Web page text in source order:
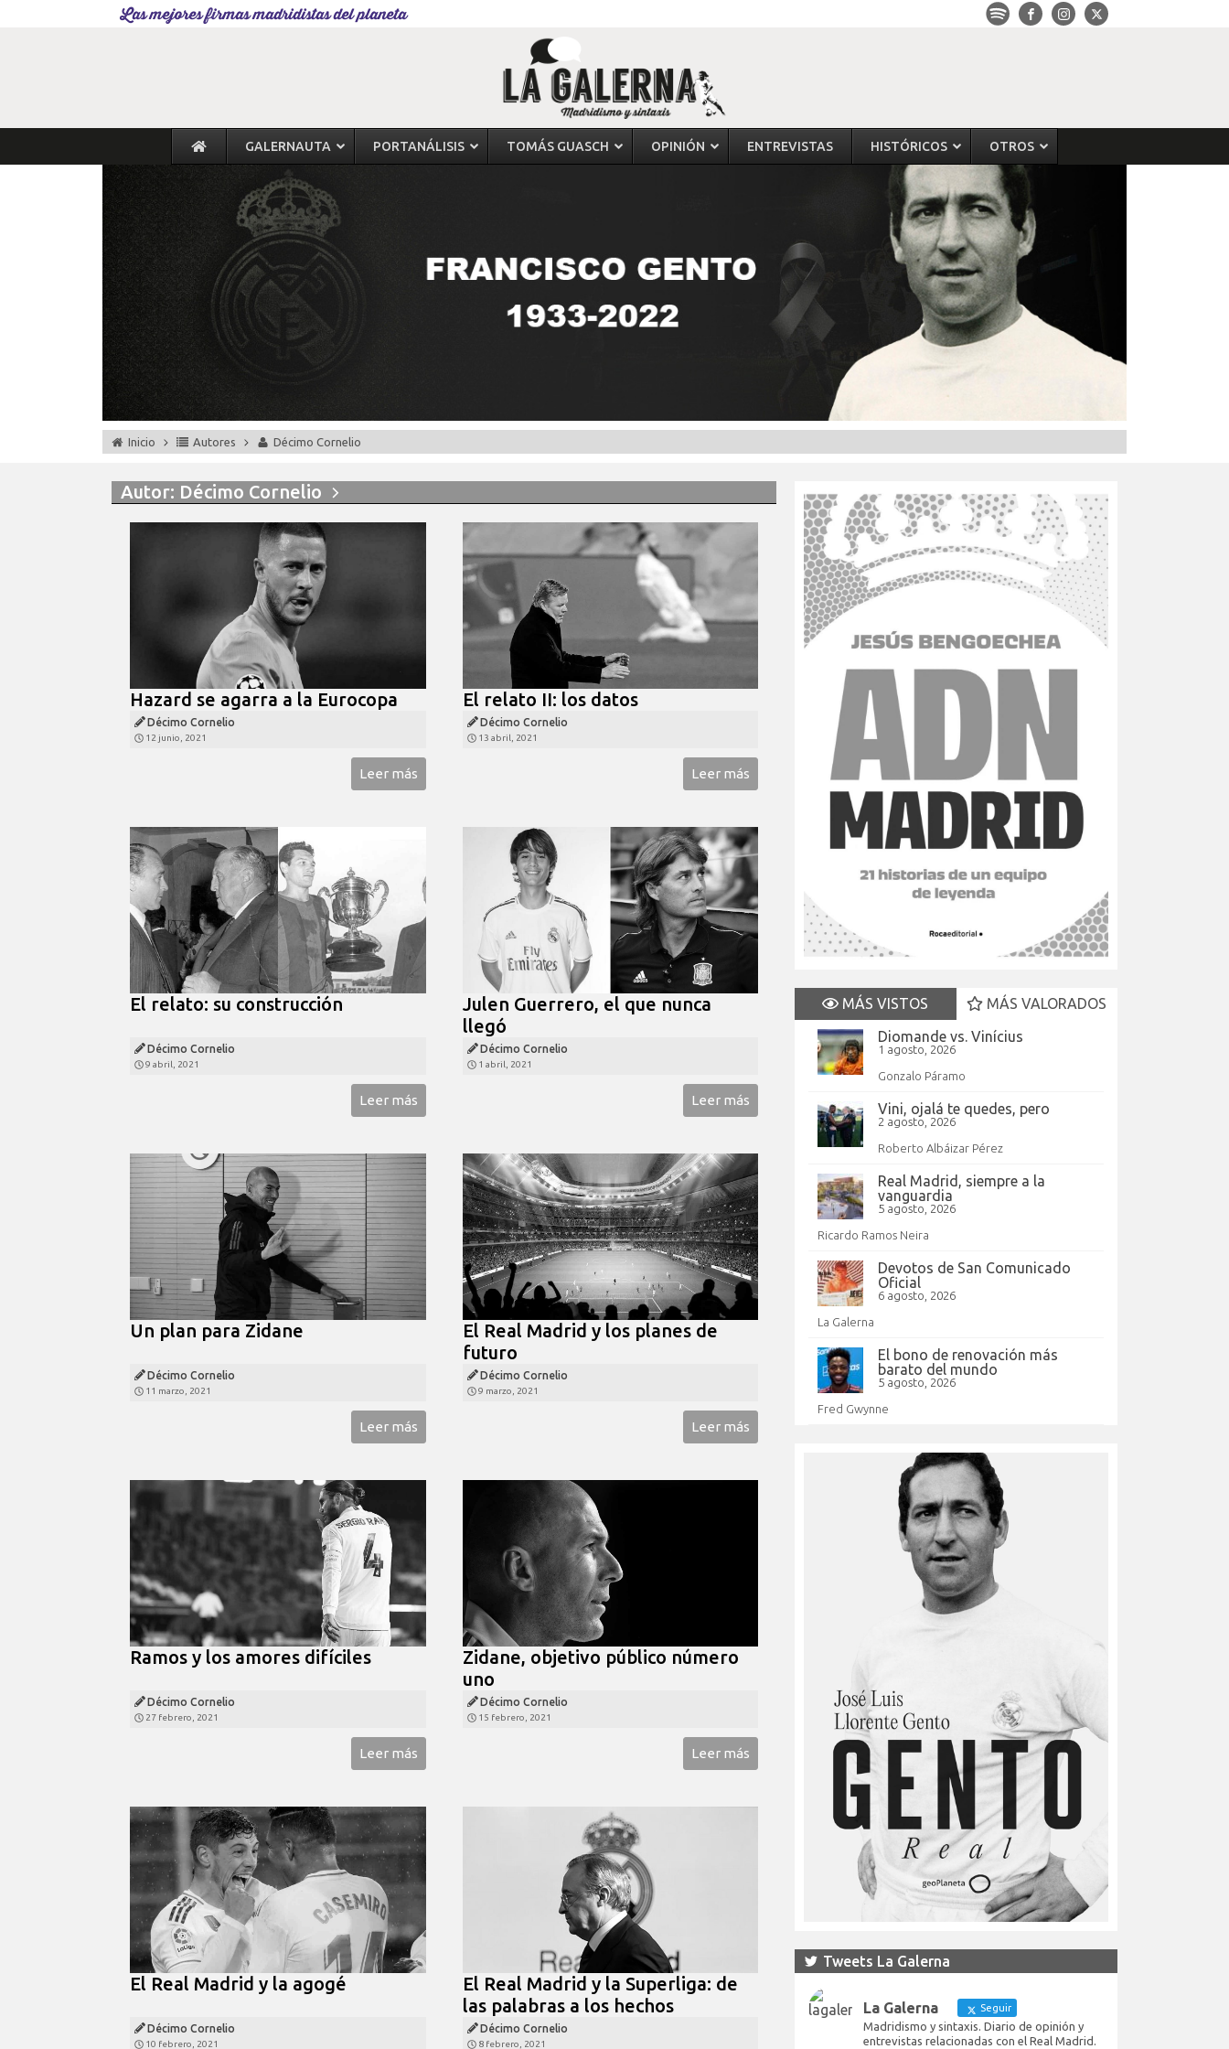
Las mejores firmas madridistas del planeta
GALERNAUTA PORTANÁLISIS TOMÁS GUASCH OPINIÓN ENTREVISTAS HISTÓRICOS OTROS
Inicio Autores Décimo Cornelio
Autor: Décimo Cornelio
Hazard se agarra a la Eurocopa
Décimo Cornelio
12 junio, 2021
Leer más
El relato II: los datos
Décimo Cornelio
13 abril, 2021
Leer más
El relato: su construcción
Décimo Cornelio
9 abril, 2021
Leer más
Julen Guerrero, el que nunca
llegó
Décimo Cornelio
1 abril, 2021
Leer más
Un plan para Zidane
Décimo Cornelio
11 marzo, 2021
Leer más
El Real Madrid y los planes de
futuro
Décimo Cornelio
9 marzo, 2021
Leer más
Ramos y los amores difíciles
Décimo Cornelio
27 febrero, 2021
Leer más
Zidane, objetivo público número
uno
Décimo Cornelio
15 febrero, 2021
Leer más
El Real Madrid y la agogé
Décimo Cornelio
10 febrero, 2021
El Real Madrid y la Superliga: de
las palabras a los hechos
Décimo Cornelio
8 febrero, 2021
MÁS VISTOS
MÁS VALORADOS
Diomande vs. Vinícius
1 agosto, 2026
Gonzalo Páramo
Vini, ojalá te quedes, pero
2 agosto, 2026
Roberto Albáizar Pérez
Real Madrid, siempre a la
vanguardia
5 agosto, 2026
Ricardo Ramos Neira
Devotos de San Comunicado
Oficial
6 agosto, 2026
La Galerna
El bono de renovación más
barato del mundo
5 agosto, 2026
Fred Gwynne
Tweets La Galerna
La Galerna Seguir
Madridismo y sintaxis. Diario de opinión y
entrevistas relacionadas con el Real Madrid.